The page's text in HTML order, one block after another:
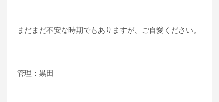
まだまだ不安な時期でもありますが、ご自愛ください。
管理：黒田